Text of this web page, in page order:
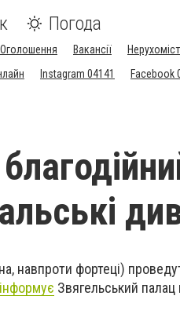
Погода
Оголошення Вакансії
Instagram 04141 Facebook
навпроти фортеці)
інформує Звягельський палац